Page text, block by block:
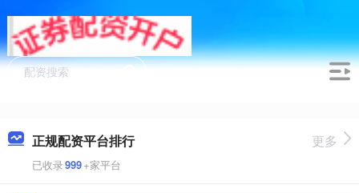
正规配资平台排行
已收录999+家平台
更多